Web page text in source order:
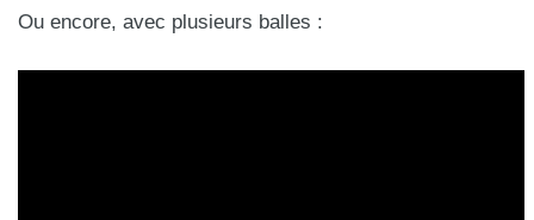
Ou encore, avec plusieurs balles :